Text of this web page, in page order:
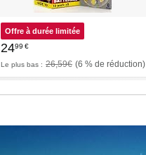
Offre à durée limitée
2499 €
Le plus bas : 26,59€ (6 % de réduction)